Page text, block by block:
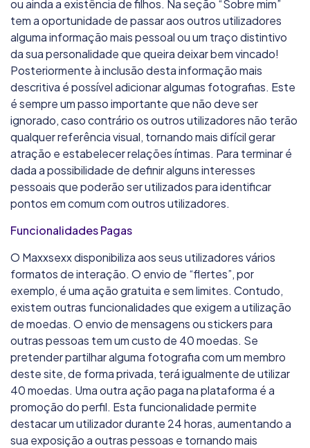
ou ainda a existência de filhos. Na seção “Sobre mim”
tem a oportunidade de passar aos outros utilizadores
alguma informação mais pessoal ou um traço distintivo
da sua personalidade que queira deixar bem vincado!
Posteriormente à inclusão desta informação mais
descritiva é possível adicionar algumas fotografias. Este
é sempre um passo importante que não deve ser
ignorado, caso contrário os outros utilizadores não terão
qualquer referência visual, tornando mais difícil gerar
atração e estabelecer relações íntimas. Para terminar é
dada a possibilidade de definir alguns interesses
pessoais que poderão ser utilizados para identificar
pontos em comum com outros utilizadores.
Funcionalidades Pagas
O Maxxsexx disponibiliza aos seus utilizadores vários
formatos de interação. O envio de “flertes”, por
exemplo, é uma ação gratuita e sem limites. Contudo,
existem outras funcionalidades que exigem a utilização
de moedas. O envio de mensagens ou stickers para
outras pessoas tem um custo de 40 moedas. Se
pretender partilhar alguma fotografia com um membro
deste site, de forma privada, terá igualmente de utilizar
40 moedas. Uma outra ação paga na plataforma é a
promoção do perfil. Esta funcionalidade permite
destacar um utilizador durante 24 horas, aumentando a
sua exposição a outras pessoas e tornando mais